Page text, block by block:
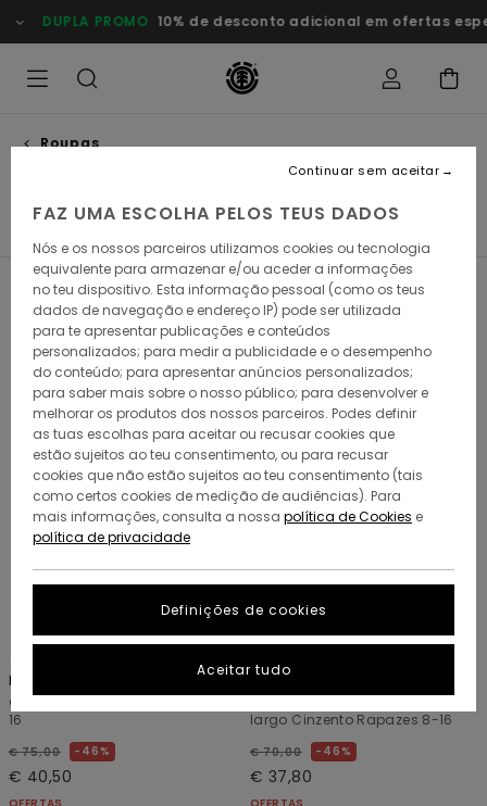
para
a
produtos
DUPLA PROMO 10% de desconto adicional em ofertas
Roupas
Calças & calças de ganga
Filtrar e Ordenar 18Resultados
Avançar
para
procurar
critérios
filtragem
Avançar
para
ordenar
3 RECYCLED
Big Pleated Y
Calças Chino Verde rapazes 8-
16
€ 75,00 46%
€ 40,50
2 RECYCLED
Big 5
largo Cinzento Rapazes 8-16
€ 70,00 46%
€ 37,80
FAZ UMA ESCOLHA PELOS TEUS DADOS
Nós e os nossos parceiros utilizamos cookies ou tecnologia
equivalente para armazenar e/ou aceder a informações
no teu dispositivo. Esta informação pessoal (como os teus
dados de navegação e endereço IP) pode ser utilizada
para te apresentar publicações e conteúdos
personalizados; para medir a publicidade e o desempenho
do conteúdo; para apresentar anúncios personalizados;
para saber mais sobre o nosso público; para desenvolver e
melhorar os produtos dos nossos parceiros. Podes definir
as tuas escolhas para aceitar ou recusar cookies que
estão sujeitos ao teu consentimento, ou para recusar
cookies que não estão sujeitos ao teu consentimento (tais
como certos cookies de medição de audiências). Para
mais informações, consulta a nossa política de Cookies e
política de privacidade
Definições de cookies
Continuar sem aceitar
Aceitar tudo